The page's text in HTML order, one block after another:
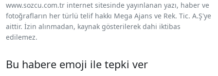
www.sozcu.com.tr internet sitesinde yayınlanan yazı, haber ve
fotoğrafların her türlü telif hakkı Mega Ajans ve Rek. Tic. A.Ş'ye
aittir. İzin alınmadan, kaynak gösterilerek dahi iktibas
edilemez.
Bu habere emoji ile tepki ver